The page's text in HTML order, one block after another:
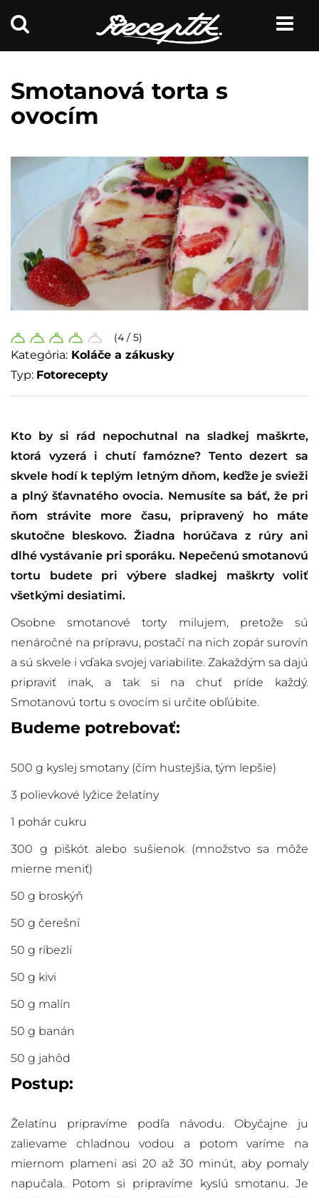
Smotanová torta s
ovocím
(4 / 5)
Kategória: Koláče a zákusky
Typ: Fotorecepty
Kto by si rád nepochutnal na sladkej maškrte,
ktorá vyzerá i chutí famózne? Tento dezert sa
skvele hodí k teplým letným dňom, keďže je svieži
a plný šťavnatého ovocia. Nemusíte sa báť, že pri
ňom strávite more času, pripravený ho máte
skutočne bleskovo. Žiadna horúčava z rúry ani
dlhé vystávanie pri sporáku. Nepečenú smotanovú
tortu budete pri výbere sladkej maškrty voliť
všetkými desiatimi.
Osobne smotanové torty milujem, pretože sú
nenáročné na prípravu, postačí na nich zopár surovín
a sú skvele i vďaka svojej variabilite. Zakaždým sa dajú
pripraviť inak, a tak si na chuť príde každý.
Smotanovú tortu s ovocím si určite obľúbite.
Budeme potrebovať:
500 g kyslej smotany (čím hustejšia, tým lepšie)
3 polievkové lyžice želatíny
1 pohár cukru
300 g piškót alebo sušienok (množstvo sa môže
mierne meniť)
50 g broskýň
50 g čerešní
50 g ríbezlí
50 g kivi
50 g malín
50 g banán
50 g jahôd
Postup:
Želatínu pripravíme podľa návodu. Obyčajne ju
zalievame chladnou vodou a potom varíme na
miernom plameni asi 20 až 30 minút, aby pomaly
napučala. Potom si pripravíme kyslú smotanu. Je